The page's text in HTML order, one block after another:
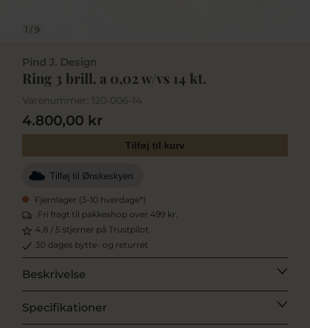
1 / 9
Pind J. Design
Ring 3 brill. a 0,02 w/vs 14 kt.
Varenummer: 120-006-14
4.800,00 kr
Tilføj til kurv
Tilføj til Ønskeskyen
Fjernlager (3-10 hverdage*)
Fri fragt til pakkeshop over 499 kr.
4,8 / 5 stjerner på Trustpilot
30 dages bytte- og returret
Beskrivelse
Specifikationer